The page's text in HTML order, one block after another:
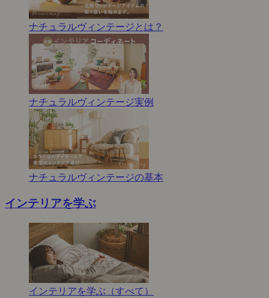
ナチュラルヴィンテージとは？
ナチュラルヴィンテージ実例
ナチュラルヴィンテージの基本
インテリアを学ぶ
インテリアを学ぶ（すべて）